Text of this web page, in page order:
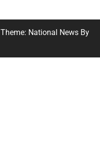
Theme: National News By